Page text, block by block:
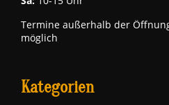
Termine außerhalb der
möglich
Kategorien